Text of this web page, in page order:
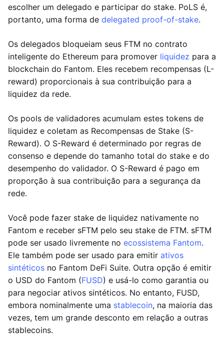
escolher um delegado e participar do stake. PoLS é,
portanto, uma forma de delegated proof-of-stake.
Os delegados bloqueiam seus FTM no contrato
inteligente do Ethereum para promover liquidez para a
blockchain do Fantom. Eles recebem recompensas (L-
reward) proporcionais à sua contribuição para a
liquidez da rede.
Os pools de validadores acumulam estes tokens de
liquidez e coletam as Recompensas de Stake (S-
Reward). O S-Reward é determinado por regras de
consenso e depende do tamanho total do stake e do
desempenho do validador. O S-Reward é pago em
proporção à sua contribuição para a segurança da
rede.
Você pode fazer stake de liquidez nativamente no
Fantom e receber sFTM pelo seu stake de FTM. sFTM
pode ser usado livremente no ecossistema Fantom.
Ele também pode ser usado para emitir ativos
sintéticos no Fantom DeFi Suite. Outra opção é emitir
o USD do Fantom (FUSD) e usá-lo como garantia ou
para negociar ativos sintéticos. No entanto, FUSD,
embora nominalmente uma stablecoin, na maioria das
vezes, tem um grande desconto em relação a outras
stablecoins.